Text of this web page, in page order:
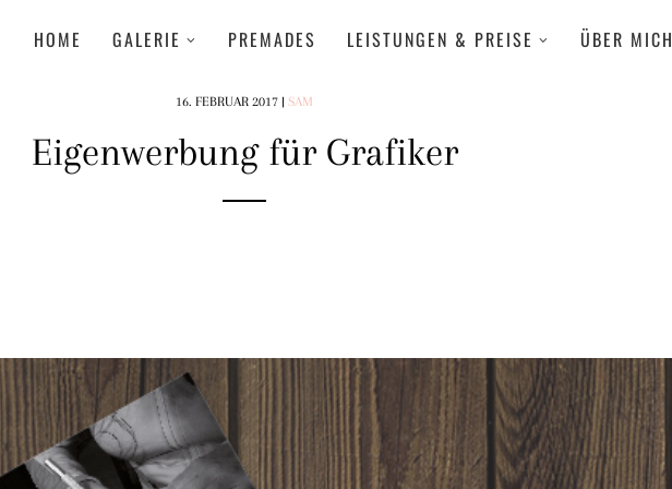
HOME GALERIE PREMADES LEISTUNGEN & PREISE ÜBER MICH
16. FEBRUAR 2017 | SAM
Eigenwerbung für Grafiker